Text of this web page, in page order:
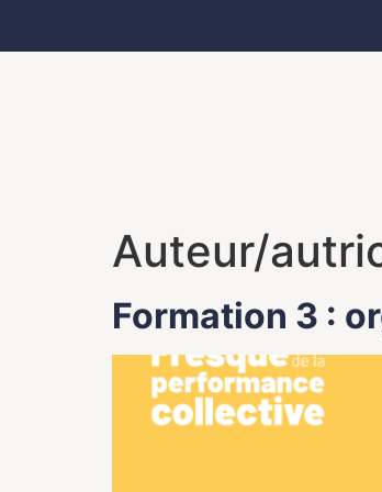
Auteur/
Formation 3 :